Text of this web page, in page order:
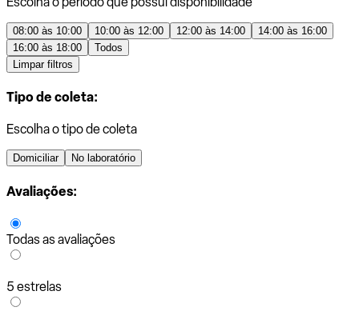
08:00 às 10:00 10:00 às 12:00 12:00 às 14:00
14:00 às 16:00
16:00 às 18:00
Todos
Limpar filtros
Tipo de coleta:
Escolha o tipo de coleta
Domiciliar No laboratório
Avaliações:
Todas as avaliações
5 estrelas